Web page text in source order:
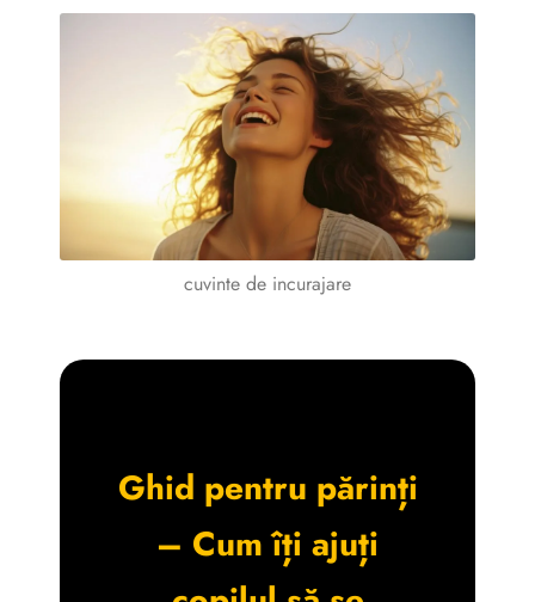
cuvinte de incurajare
Ghid pentru părinți
– Cum îți ajuți